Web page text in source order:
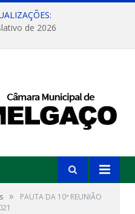
de 2026
»
PAUTA DA 10ª REUNIÃO